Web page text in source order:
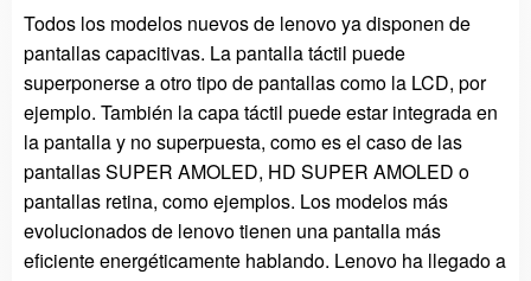
Todos los modelos nuevos de lenovo ya disponen de
pantallas capacitivas. La pantalla táctil puede
superponerse a otro tipo de pantallas como la LCD, por
ejemplo. También la capa táctil puede estar integrada en
la pantalla y no superpuesta, como es el caso de las
pantallas SUPER AMOLED, HD SUPER AMOLED o
pantallas retina, como ejemplos. Los modelos más
evolucionados de lenovo tienen una pantalla más
eficiente energéticamente hablando. Lenovo ha llegado a